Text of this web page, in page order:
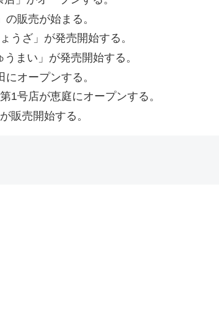
販売が始まる。
うざ」が発売開始する。
まい」が発売開始する。
オープンする。
1号店が恵庭にオープンする。
販売開始する。